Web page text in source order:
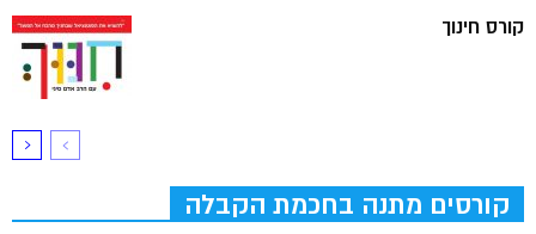
קורס חינוך
קורסים מתנה בחכמת הקבלה